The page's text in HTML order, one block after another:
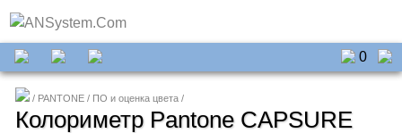
0
PANTONE ПО и оценка цвета
Колориметр Pantone CAPSURE